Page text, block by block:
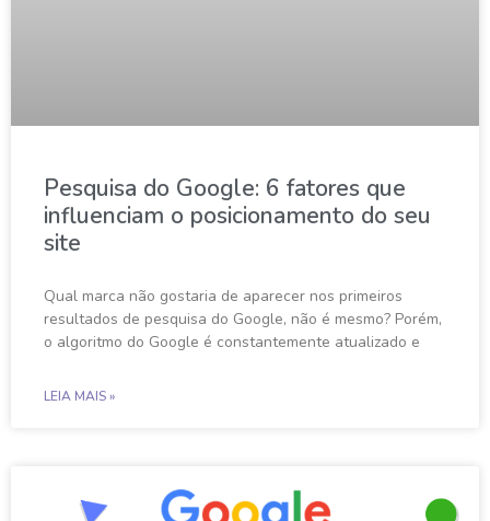
Pesquisa do Google: 6 fatores que
influenciam o posicionamento do seu
site
Qual marca não gostaria de aparecer nos primeiros
resultados de pesquisa do Google, não é mesmo? Porém,
o algoritmo do Google é constantemente atualizado e
LEIA MAIS »